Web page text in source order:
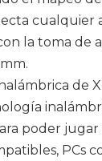
cualquier
la toma de
de
poder jugar
PCs